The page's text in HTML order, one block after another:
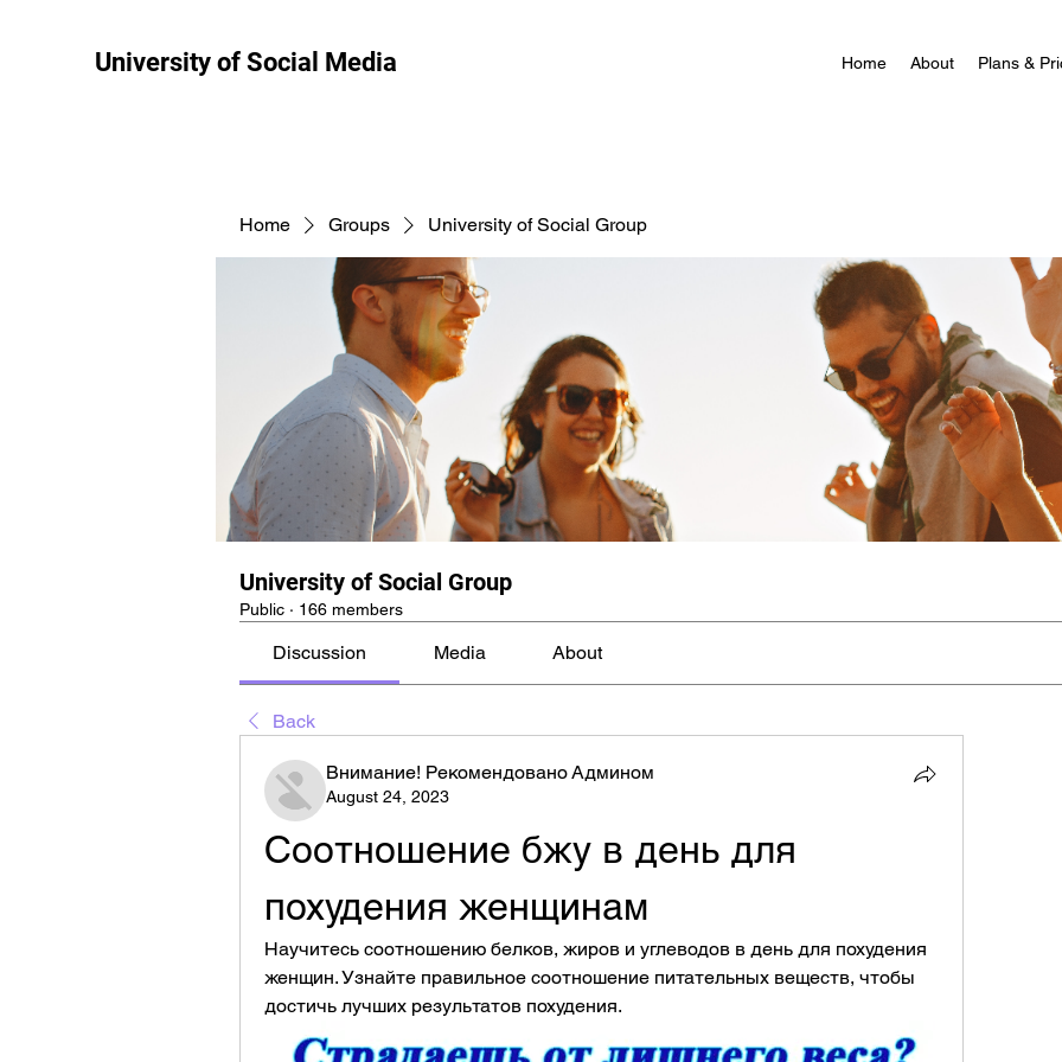
University of Social Media Home About Plans &
Home Groups University of Social Group
University of Social Group
Public · 166 members
Discussion Media About
Back
Внимание! Рекомендовано Админом
August 24, 2023
Соотношение бжу в день для
похудения женщинам
Научитесь соотношению белков, жиров и углеводов в день для похудения
женщин. Узнайте правильное соотношение питательных веществ, чтобы
достичь лучших результатов похудения.